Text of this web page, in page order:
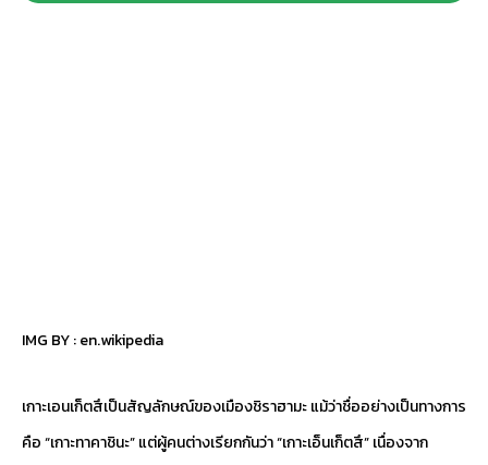
IMG BY :en.wikipedia
เกาะเอนเก็ตสึเป็นสัญลักษณ์ของเมืองชิราฮามะ แม้ว่าชื่ออย่างเป็นทางการ
คือ “เกาะทาคาชินะ” แต่ผู้คนต่างเรียกกันว่า “เกาะเอ็นเก็ตสึ” เนื่องจาก